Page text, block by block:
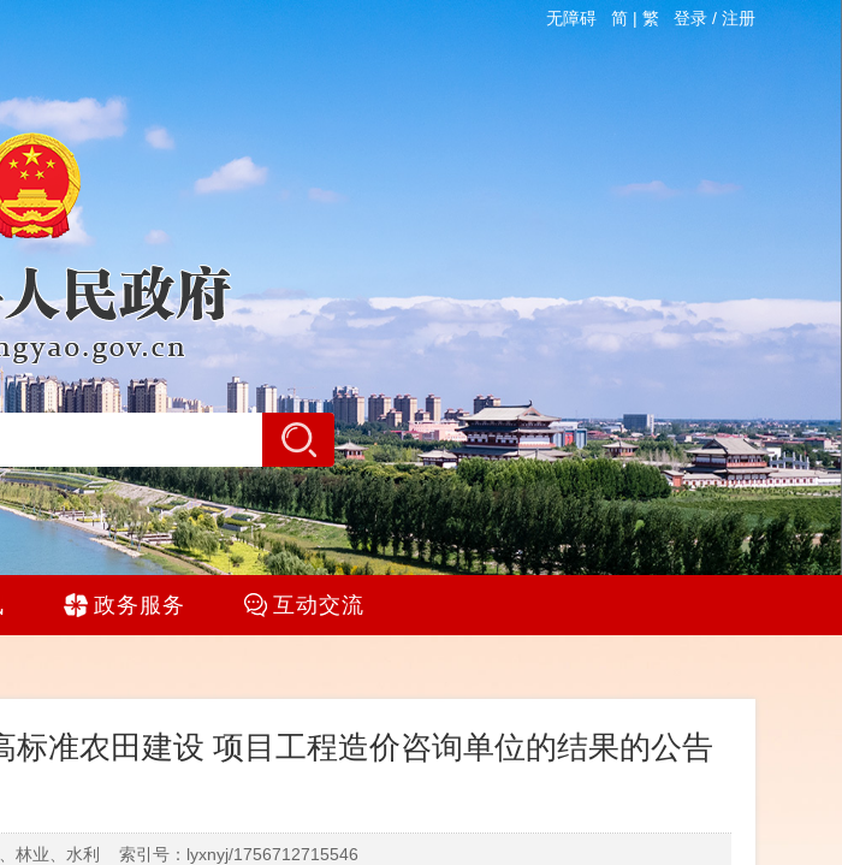
无障碍 简 |繁 登录/ 注册
政务服务 互动交流
准农田建设 项目工程造价咨询单位的结果的公告
林业、水利 索引号：lyxnyj/1756712715546